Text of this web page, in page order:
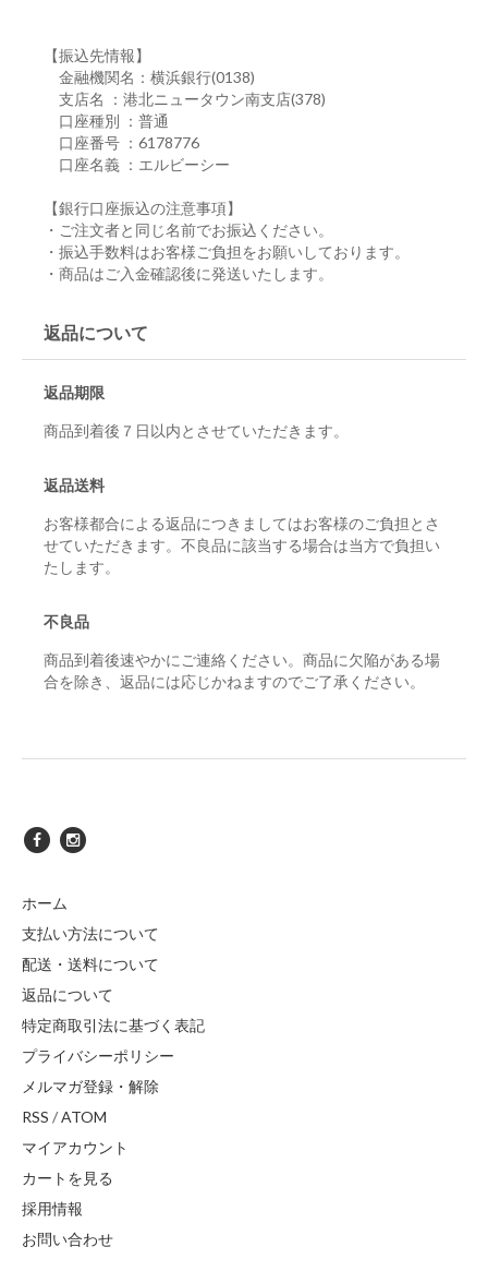
【振込先情報】
金融機関名：横浜銀行(0138)
支店名 ：港北ニュータウン南支店(378)
口座種別 ：普通
口座番号 ：6178776
口座名義 ：エルビーシー
【銀行口座振込の注意事項】
・ご注文者と同じ名前でお振込ください。
・振込手数料はお客様ご負担をお願いしております。
・商品はご入金確認後に発送いたします。
返品について
返品期限
商品到着後７日以内とさせていただきます。
返品送料
お客様都合による返品につきましてはお客様のご負担とさ
せていただきます。不良品に該当する場合は当方で負担い
たします。
不良品
商品到着後速やかにご連絡ください。商品に欠陥がある場
合を除き、返品には応じかねますのでご了承ください。
ホーム
支払い方法について
配送・送料について
返品について
特定商取引法に基づく表記
プライバシーポリシー
メルマガ登録・解除
RSS /ATOM
マイアカウント
カートを見る
採用情報
お問い合わせ